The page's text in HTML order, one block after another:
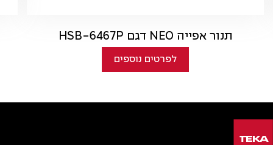
תנור אפייה NEO דגם HSB-6467P
לפרטים נוספים